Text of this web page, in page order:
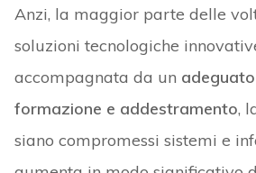
Anzi, la maggior parte delle
soluzioni tecnologiche
accompagnata da un
formazione e addestramento,
siano compromessi sistemi e